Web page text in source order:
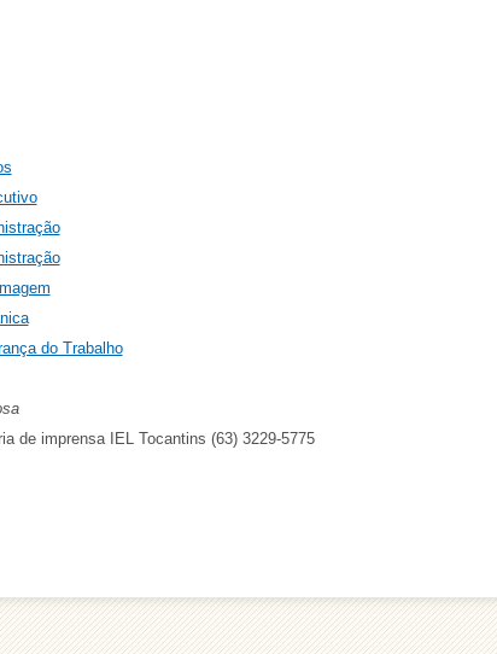
do Trabalho
de imprensa IEL Tocantins (63) 3229-5775